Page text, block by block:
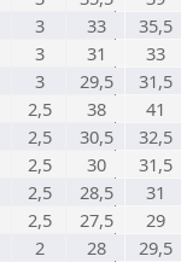
3 33 35,5
3 31 33
3 29,5 31,5
2,5 38 41
2,5 30,5 32,5
2,5 30 31,5
2,5 28,5 31
2,5 27,5 29
2 28 29,5